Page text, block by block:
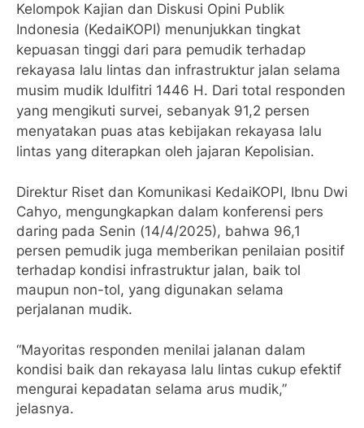
Kelompok Kajian dan Diskusi Opini Publik
Indonesia (KedaiKOPI) menunjukkan tingkat
kepuasan tinggi dari para pemudik terhadap
rekayasa lalu lintas dan infrastruktur jalan selama
musim mudik Idulfitri 1446 H. Dari total responden
yang mengikuti survei, sebanyak 91,2 persen
menyatakan puas atas kebijakan rekayasa lalu
lintas yang diterapkan oleh jajaran Kepolisian.
Direktur Riset dan Komunikasi KedaiKOPI, Ibnu Dwi
Cahyo, mengungkapkan dalam konferensi pers
daring pada Senin (14/4/2025), bahwa 96,1
persen pemudik juga memberikan penilaian positif
terhadap kondisi infrastruktur jalan, baik tol
maupun non-tol, yang digunakan selama
perjalanan mudik.
“Mayoritas responden menilai jalanan dalam
kondisi baik dan rekayasa lalu lintas cukup efektif
mengurai kepadatan selama arus mudik,”
jelasnya.